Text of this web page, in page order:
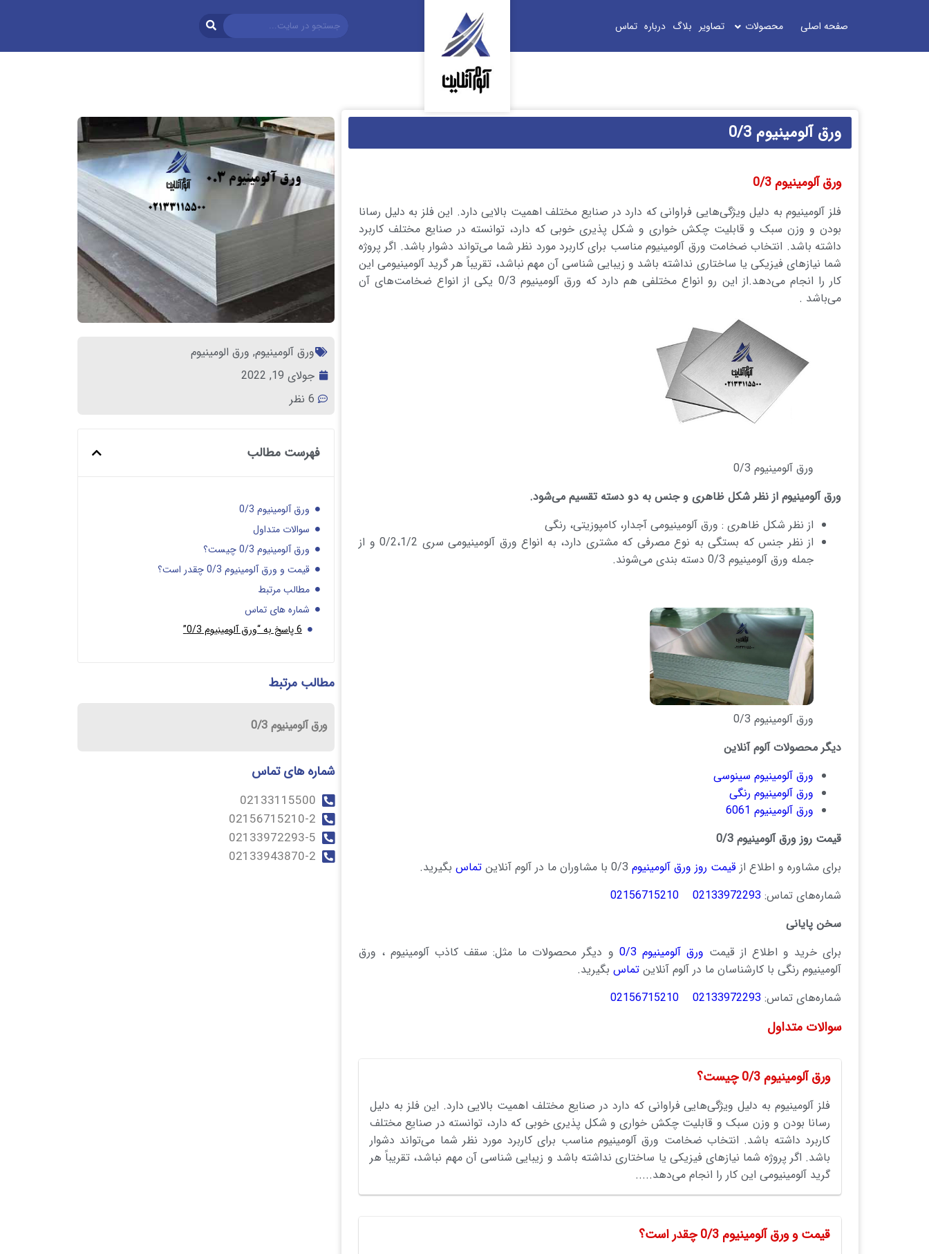
صفحه اصلی محصولات تصاویر بلاگ درباره تماس
ورق آلومینیوم 0/3
ورق آلومینیوم 0/3
فلز آلومینیوم به دلیل ویژگی‌هایی فراوانی که دارد در صنایع مختلف اهمیت بالایی دارد. این فلز به دلیل رسانا
بودن و وزن سبک و قابلیت چکش خواری و شکل پذیری خوبی که دارد، توانسته در صنایع مختلف کاربرد
داشته باشد. انتخاب ضخامت ورق آلومینیوم مناسب برای کاربرد مورد نظر شما می‌تواند دشوار باشد. اگر پروژه
شما نیازهای فیزیکی یا ساختاری نداشته باشد و زیبایی شناسی آن مهم نباشد، تقریباً هر گرید آلومینیومی این
کار را انجام می‌دهد.از این رو انواع مختلفی هم دارد که ورق آلومینیوم 0/3 یکی از انواع ضخامت‌های آن
می‌باشد .
ورق آلومینیوم 0/3
ورق آلومینیوم از نظر شکل ظاهری و جنس به دو دسته تقسیم می‌شود.
از نظر شکل ظاهری : ورق آلومینیومی آجدار، کامپوزیتی، رنگی
از نظر جنس که بستگی به نوع مصرفی که مشتری دارد، به انواع ورق آلومینیومی سری 0/2،1/2 و از
جمله ورق آلومینیوم 0/3 دسته بندی می‌شوند.
ورق آلومینیوم 0/3
دیگر محصولات آلوم آنلاین
ورق آلومینیوم سینوسی
ورق آلومینیوم رنگی
ورق آلومینیوم 6061
قیمت روز ورق آلومینیوم 0/3
برای مشاوره و اطلاع از قیمت روز ورق آلومینیوم تماس بگیرید.
شماره‌های تماس: 02133972293
02156715210
سخن پایانی
برای خرید و اطلاع از قیمت ورق آلومینیوم 0/3
و دیگر محصولات ما مثل: سقف کاذب آلومینیوم ، ورق
آلومینیوم رنگی با کارشناسان ما در آلوم آنلاین تماس بگیرید.
شماره‌های تماس: 02133972293
02156715210
سوالات متداول
ورق آلومینیوم 0/3 چیست؟
فلز آلومینیوم به دلیل ویژگی‌هایی فراوانی که دارد در صنایع مختلف اهمیت بالایی دارد. این فلز به دلیل
رسانا بودن و وزن سبک و قابلیت چکش خواری و شکل پذیری خوبی که دارد، توانسته در صنایع مختلف
کاربرد داشته باشد. انتخاب ضخامت ورق آلومینیوم مناسب برای کاربرد مورد نظر شما می‌تواند دشوار
باشد. اگر پروژه شما نیازهای فیزیکی یا ساختاری نداشته باشد و زیبایی شناسی آن مهم نباشد، تقریباً هر
گرید آلومینیومی این کار را انجام می‌دهد.....
قیمت و ورق آلومینیوم 0/3 چقدر است؟
ورق آلومینیوم, ورق الومینیوم
جولای 19, 2022
6 نظر
فهرست مطالب
ورق آلومینیوم 0/3
سوالات متداول
ورق آلومینیوم 0/3 چیست؟
قیمت و ورق آلومینیوم 0/3 چقدر است؟
مطالب مرتبط
شماره های تماس
6 پاسخ به “ورق آلومینیوم 0/3”
مطالب مرتبط
ورق آلومینیوم 0/3
شماره های تماس
02133115500
02156715210-2
02133972293-5
02133943870-2